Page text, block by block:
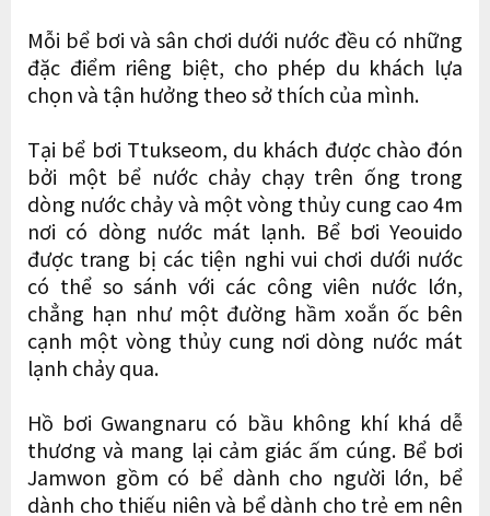
Mỗi bể bơi và sân chơi dưới nước đều có những
đặc điểm riêng biệt, cho phép du khách lựa
chọn và tận hưởng theo sở thích của mình.
Tại bể bơi Ttukseom, du khách được chào đón
bởi một bể nước chảy chạy trên ống trong
dòng nước chảy và một vòng thủy cung cao 4m
nơi có dòng nước mát lạnh. Bể bơi Yeouido
được trang bị các tiện nghi vui chơi dưới nước
có thể so sánh với các công viên nước lớn,
chẳng hạn như một đường hầm xoắn ốc bên
cạnh một vòng thủy cung nơi dòng nước mát
lạnh chảy qua.
Hồ bơi Gwangnaru có bầu không khí khá dễ
thương và mang lại cảm giác ấm cúng. Bể bơi
Jamwon gồm có bể dành cho người lớn, bể
dành cho thiếu niên và bể dành cho trẻ em nên